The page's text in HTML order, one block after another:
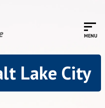
Lake City